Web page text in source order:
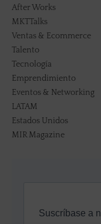
After Works
MKTTalks
Ventas & Ecommerce
Talento
Tecnología
Emprendimiento
Eventos & Networking
LATAM
Estados Unidos
MIR Magazine